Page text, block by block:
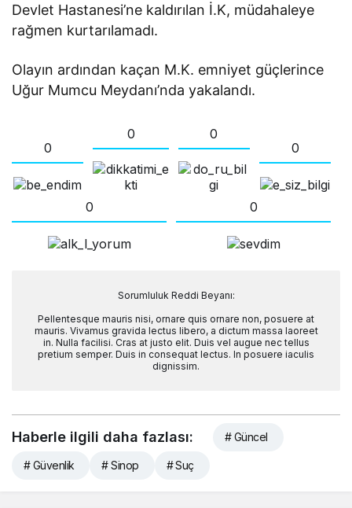
Devlet Hastanesi’ne kaldırılan İ.K, müdahaleye
rağmen kurtarılamadı.
Olayın ardından kaçan M.K. emniyet güçlerince
Uğur Mumcu Meydanı’nda yakalandı.
0
0
0
0
0 0
Sorumluluk Reddi Beyanı:
Pellentesque mauris nisi, ornare quis ornare non, posuere at
mauris. Vivamus gravida lectus libero, a dictum massa laoreet
in. Nulla facilisi. Cras at justo elit. Duis vel augue nec tellus
pretium semper. Duis in consequat lectus. In posuere iaculis
dignissim.
Haberle ilgili daha fazlası: # Güncel
# Güvenlik # Sinop # Suç